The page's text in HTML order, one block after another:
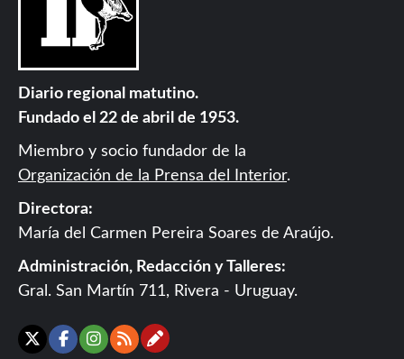
Diario regional matutino.
Fundado el 22 de abril de 1953.
Miembro y socio fundador de la
Organización de la Prensa del Interior.
Directora:
María del Carmen Pereira Soares de Araújo.
Administración, Redacción y Talleres:
Gral. San Martín 711, Rivera - Uruguay.
X Facebook
Instagram
RSSContáctanos